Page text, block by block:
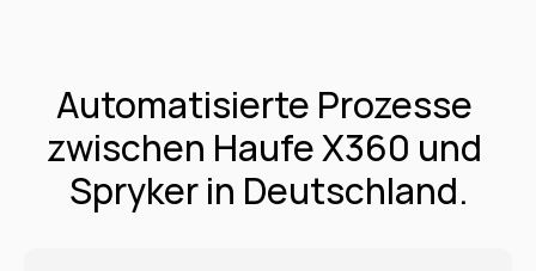
Automatisierte Prozesse
zwischen Haufe X360 und
Spryker in Deutschland.